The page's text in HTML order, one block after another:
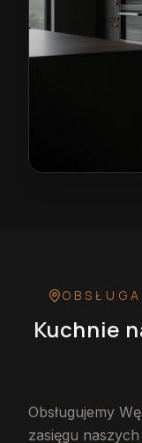
Kuchnie
Obsługujemy
zasięgu